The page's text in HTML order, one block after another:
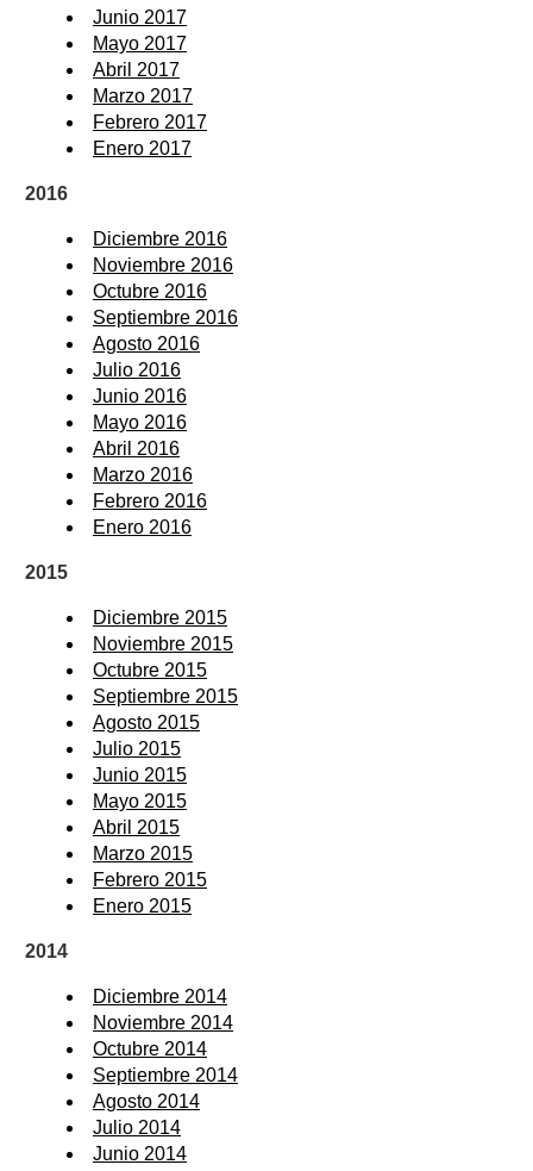
Junio 2017
Mayo 2017
Abril 2017
Marzo 2017
Febrero 2017
Enero 2017
2016
Diciembre 2016
Noviembre 2016
Octubre 2016
Septiembre 2016
Agosto 2016
Julio 2016
Junio 2016
Mayo 2016
Abril 2016
Marzo 2016
Febrero 2016
Enero 2016
2015
Diciembre 2015
Noviembre 2015
Octubre 2015
Septiembre 2015
Agosto 2015
Julio 2015
Junio 2015
Mayo 2015
Abril 2015
Marzo 2015
Febrero 2015
Enero 2015
2014
Diciembre 2014
Noviembre 2014
Octubre 2014
Septiembre 2014
Agosto 2014
Julio 2014
Junio 2014